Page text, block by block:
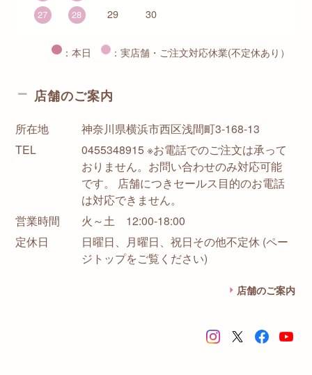
27 28 29 30
：本日 ：実店舗・ご注文対応休業(不定休あり）
店舗のご案内
所在地
神奈川県横浜市西区浅間町3-168-13
TEL
0455348915 ※お電話でのご注文は承って
おりません。お問い合わせのみ対応可能
です。 店舗につきセールス目的のお電話
は対応できません。
営業時間
火～土 12:00-18:00
定休日
日曜日、月曜日、祝日その他不定休 (ペー
ジトップをご覧ください)
店舗のご案内